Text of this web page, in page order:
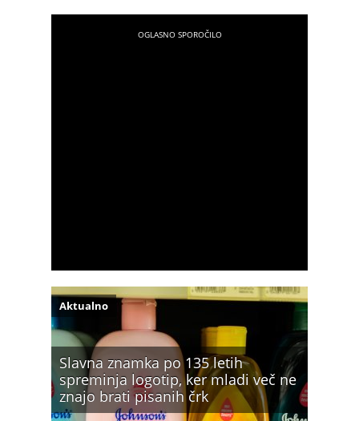
Slavna znamka po 135 letih
spreminja logotip, ker mladi več ne
znajo brati pisanih črk
Aktualno